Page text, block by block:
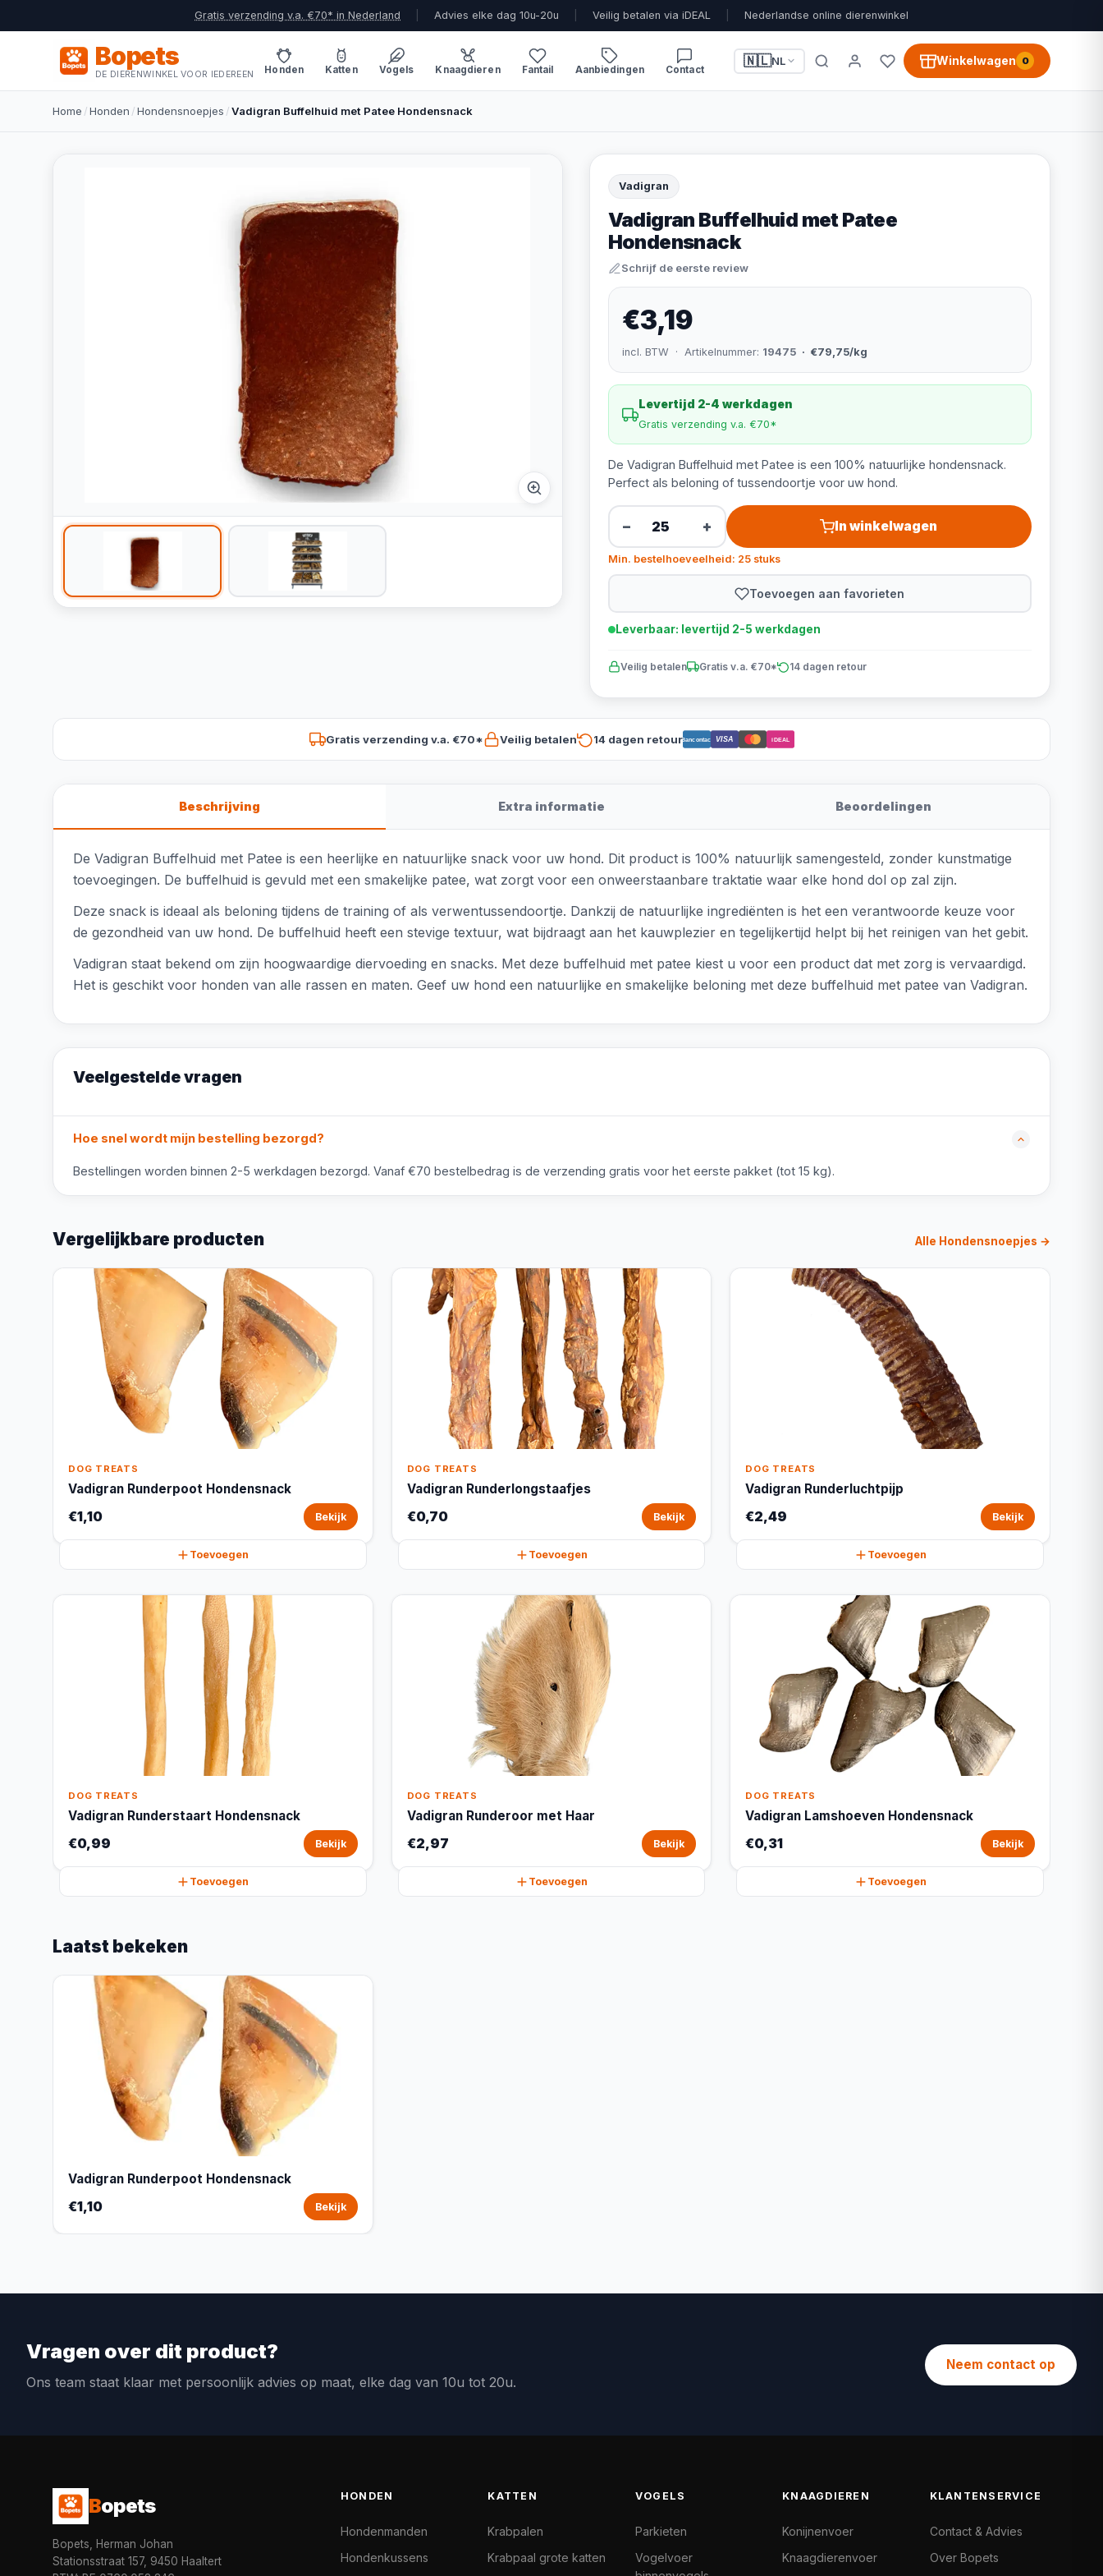
Gratis verzending v.a. €70* in Nederland Advies elke dag 10u-20u Veilig betalen via iDEAL Nederlandse online dierenwinkel
Bopets
DE DIERENWINKEL VOOR IEDEREEN Honden Katten Vogels Knaagdieren Fantail Aanbiedingen Contact
🇳🇱NL Winkelwagen 0
Home /Honden /Hondensnoepjes /Vadigran Buffelhuid met Patee Hondensnack
Vadigran
Vadigran Buffelhuid met Patee
Hondensnack
Schrijf de eerste review
€3,19
incl. BTW · Artikelnummer: 19475 · €79,75/kg
Levertijd 2-4 werkdagen
Gratis verzending v.a. €70*
De Vadigran Buffelhuid met Patee is een 100% natuurlijke hondensnack.
Perfect als beloning of tussendoortje voor uw hond.
− + In winkelwagen
Min. bestelhoeveelheid: 25 stuks
Toevoegen aan favorieten
Leverbaar: levertijd 2-5 werkdagen
Veilig betalen Gratis v.a. €70* 14 dagen retour
Gratis verzending v.a. €70* Veilig betalen 14 dagen retourBancontact VISA iDEAL
Beschrijving Extra informatie Beoordelingen
De Vadigran Buffelhuid met Patee is een heerlijke en natuurlijke snack voor uw hond. Dit product is 100% natuurlijk samengesteld, zonder kunstmatige
toevoegingen. De buffelhuid is gevuld met een smakelijke patee, wat zorgt voor een onweerstaanbare traktatie waar elke hond dol op zal zijn.
Deze snack is ideaal als beloning tijdens de training of als verwentussendoortje. Dankzij de natuurlijke ingrediënten is het een verantwoorde keuze voor
de gezondheid van uw hond. De buffelhuid heeft een stevige textuur, wat bijdraagt aan het kauwplezier en tegelijkertijd helpt bij het reinigen van het gebit.
Vadigran staat bekend om zijn hoogwaardige diervoeding en snacks. Met deze buffelhuid met patee kiest u voor een product dat met zorg is vervaardigd.
Het is geschikt voor honden van alle rassen en maten. Geef uw hond een natuurlijke en smakelijke beloning met deze buffelhuid met patee van Vadigran.
Veelgestelde vragen
Hoe snel wordt mijn bestelling bezorgd?
Bestellingen worden binnen 2-5 werkdagen bezorgd. Vanaf €70 bestelbedrag is de verzending gratis voor het eerste pakket (tot 15 kg).
Vergelijkbare producten Alle Hondensnoepjes →
DOG TREATS
Vadigran Runderpoot Hondensnack
€1,10 Bekijk
Toevoegen
DOG TREATS
Vadigran Runderlongstaafjes
€0,70 Bekijk
Toevoegen
DOG TREATS
Vadigran Runderluchtpijp
€2,49 Bekijk
Toevoegen
DOG TREATS
Vadigran Runderstaart Hondensnack
€0,99 Bekijk
Toevoegen
DOG TREATS
Vadigran Runderoor met Haar
€2,97 Bekijk
Toevoegen
DOG TREATS
Vadigran Lamshoeven Hondensnack
€0,31 Bekijk
Toevoegen
Laatst bekeken
Vadigran Runderpoot Hondensnack
€1,10 Bekijk
Vragen over dit product?
Ons team staat klaar met persoonlijk advies op maat, elke dag van 10u tot 20u.
Neem contact op
Bopets
Bopets, Herman Johan
Stationsstraat 157, 9450 Haaltert
HONDEN
Hondenmanden
Hondenkussens
KATTEN
Krabpalen
Krabpaal grote katten
VOGELS
Parkieten
Vogelvoer
KNAAGDIEREN
Konijnenvoer
Knaagdierenvoer
KLANTENSERVICE
Contact & Advies
Over Bopets